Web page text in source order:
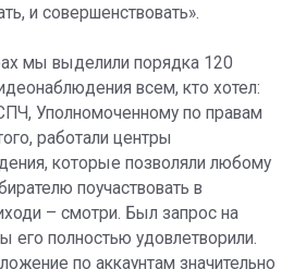
и совершенствовать».
мы выделили порядка 120
всем, кто хотел:
Уполномоченному по правам
работали центры
которые позволяли любому
поучаствовать в
– смотри. Был запрос на
его полностью удовлетворили.
по аккаунтам значительно